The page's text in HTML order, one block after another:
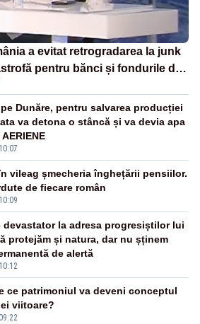
a evitat retrogradarea la junk
pentru bănci și fondurile de
Dunăre, pentru salvarea producției
va detona o stâncă și va devia apa
vileag șmecheria înghețării pensiilor.
de fiecare român
devastator la adresa progresiștilor lui
protejăm și natura, dar nu șținem
de alertă
ce patrimoniul va deveni conceptul
viitoare?